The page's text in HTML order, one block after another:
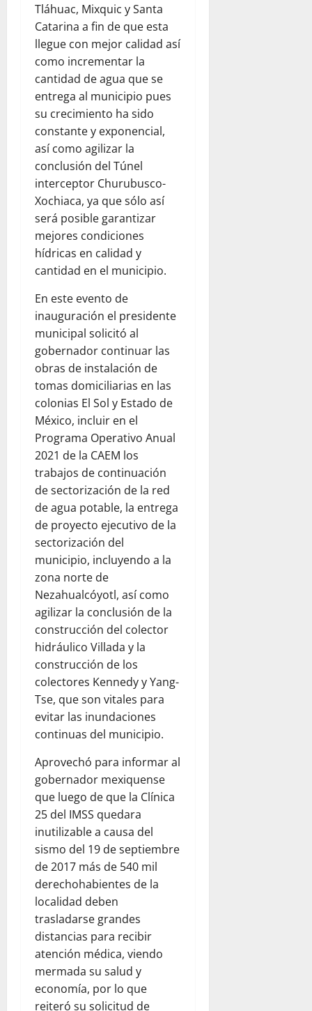
Tláhuac, Mixquic y Santa
Catarina a fin de que esta
llegue con mejor calidad así
como incrementar la
cantidad de agua que se
entrega al municipio pues
su crecimiento ha sido
constante y exponencial,
así como agilizar la
conclusión del Túnel
interceptor Churubusco-
Xochiaca, ya que sólo así
será posible garantizar
mejores condiciones
hídricas en calidad y
cantidad en el municipio.
En este evento de
inauguración el presidente
municipal solicitó al
gobernador continuar las
obras de instalación de
tomas domiciliarias en las
colonias El Sol y Estado de
México, incluir en el
Programa Operativo Anual
2021 de la CAEM los
trabajos de continuación
de sectorización de la red
de agua potable, la entrega
de proyecto ejecutivo de la
sectorización del
municipio, incluyendo a la
zona norte de
Nezahualcóyotl, así como
agilizar la conclusión de la
construcción del colector
hidráulico Villada y la
construcción de los
colectores Kennedy y Yang-
Tse, que son vitales para
evitar las inundaciones
continuas del municipio.
Aprovechó para informar al
gobernador mexiquense
que luego de que la Clínica
25 del IMSS quedara
inutilizable a causa del
sismo del 19 de septiembre
de 2017 más de 540 mil
derechohabientes de la
localidad deben
trasladarse grandes
distancias para recibir
atención médica, viendo
mermada su salud y
economía, por lo que
reiteró su solicitud de